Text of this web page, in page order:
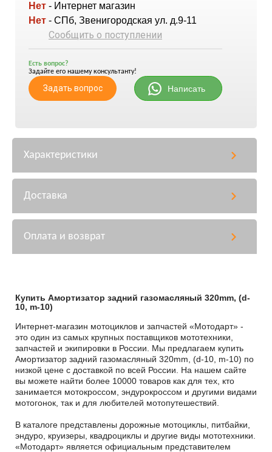
Нет - Интернет магазин
Нет - СПб, Звенигородская ул. д.9-11
Сообщить о поступлении
Есть вопрос?
Задайте его нашему консультанту!
Задать вопрос Написать
Характеристики
Доставка
Оплата и возврат
Купить Амортизатор задний газомасляный 320mm, (d-
10, m-10)
Интернет-магазин мотоциклов и запчастей «Мотодарт» -
это один из самых крупных поставщиков мототехники,
запчастей и экипировки в России. Мы предлагаем купить
Амортизатор задний газомасляный 320mm, (d-10, m-10) по
низкой цене с доставкой по всей России. На нашем сайте
вы можете найти более 10000 товаров как для тех, кто
занимается мотокроссом, эндурокроссом и другими видами
мотогонок, так и для любителей мотопутешествий.
В каталоге представлены дорожные мотоциклы, питбайки,
эндуро, круизеры, квадроциклы и другие виды мототехники.
«Мотодарт» является официальным представителем